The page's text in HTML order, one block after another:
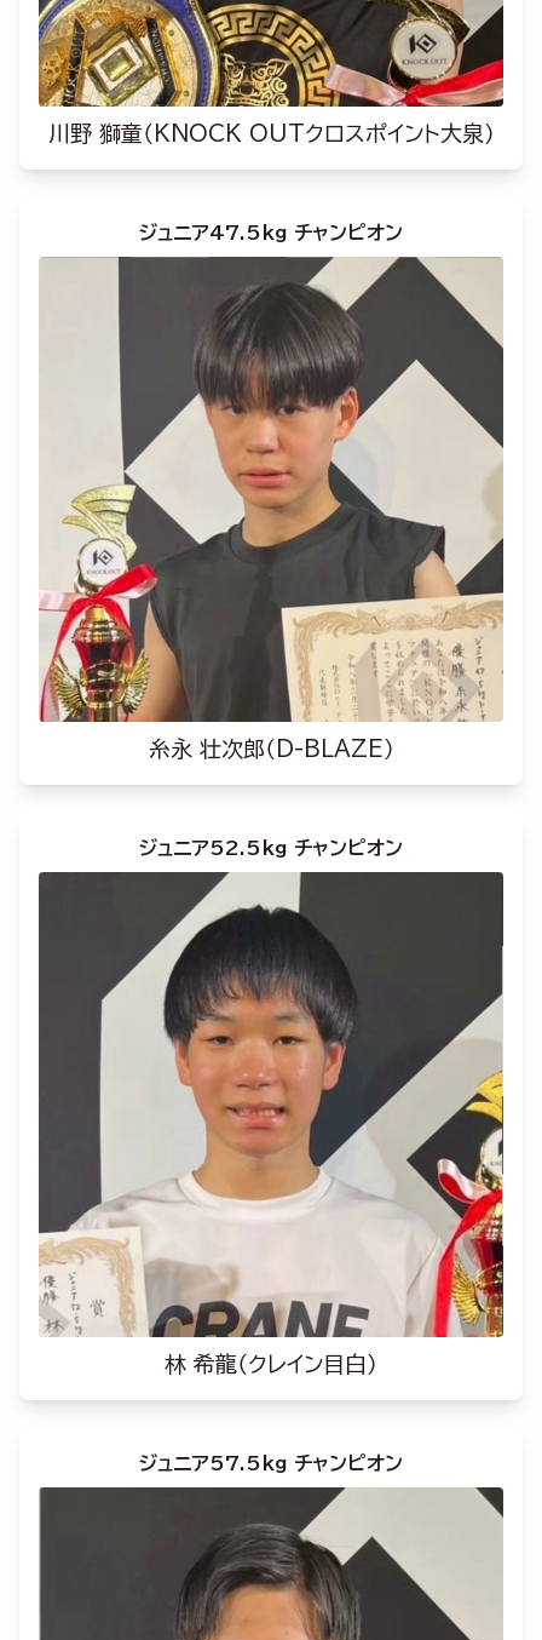
川野 獅童（KNOCK OUTクロスポイント大泉）
ジュニア47.5kg チャンピオン
糸永 壮次郎（D-BLAZE）
ジュニア52.5kg チャンピオン
林 希龍（クレイン目白）
ジュニア57.5kg チャンピオン